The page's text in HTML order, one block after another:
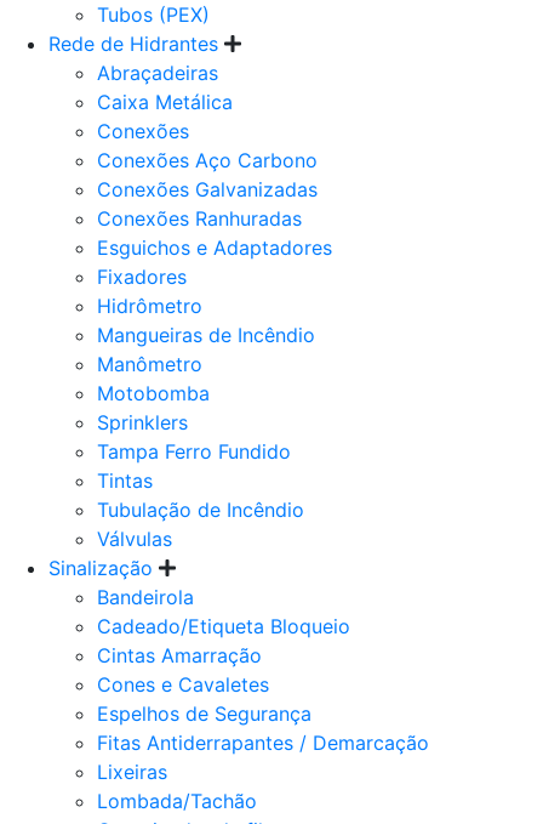
Tubos (PEX)
Rede de Hidrantes
Abraçadeiras
Caixa Metálica
Conexões
Conexões Aço Carbono
Conexões Galvanizadas
Conexões Ranhuradas
Esguichos e Adaptadores
Fixadores
Hidrômetro
Mangueiras de Incêndio
Manômetro
Motobomba
Sprinklers
Tampa Ferro Fundido
Tintas
Tubulação de Incêndio
Válvulas
Sinalização
Bandeirola
Cadeado/Etiqueta Bloqueio
Cintas Amarração
Cones e Cavaletes
Espelhos de Segurança
Fitas Antiderrapantes / Demarcação
Lixeiras
Lombada/Tachão